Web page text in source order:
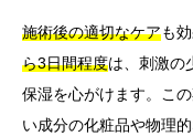
施術後の適切なケアも
ら3日間程度は、刺激の
保湿を心がけます。こ
い成分の化粧品や物理